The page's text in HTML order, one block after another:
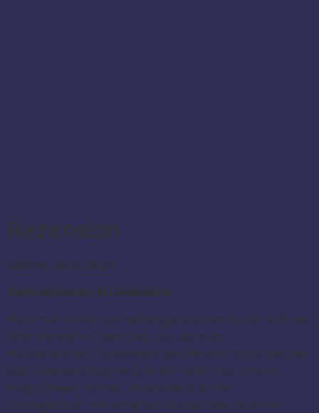
Rezension
Leipzig, 04.05.2024
Panoramissimo di Lassissimo
Wenn mal verbal was halbwegs aus dem Ruder läuft bei
einer Rezension, dann liegt das stets am
Rezensierenden. Spätestens seit Hanslick sollte das klar
sein. Einerseits liegt es ja in der Natur des ohnehin
fragwürdigen Genres, andererseits an der
Unmöglichkeit, mit erregtem Herzen eine objektive